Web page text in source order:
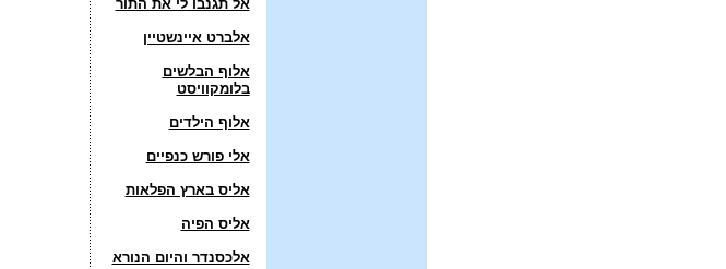
אל תגנבו לי את התור
אלברט איינשטיין
אלוף הבלשים
בלומקוויסט
אלוף הילדים
אלי פורש כנפיים
אליס בארץ הפלאות
אליס הפיה
אלכסנדר והיום הנורא